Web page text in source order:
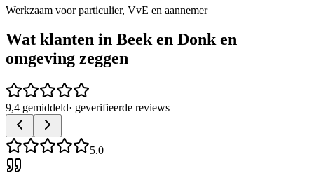
Werkzaam voor particulier, VvE en aannemer
Wat klanten in Beek en Donken
omgeving zeggen
9,4 gemiddeld· geverifieerde reviews
5.0